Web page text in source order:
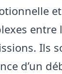
entre
Ils
d’un